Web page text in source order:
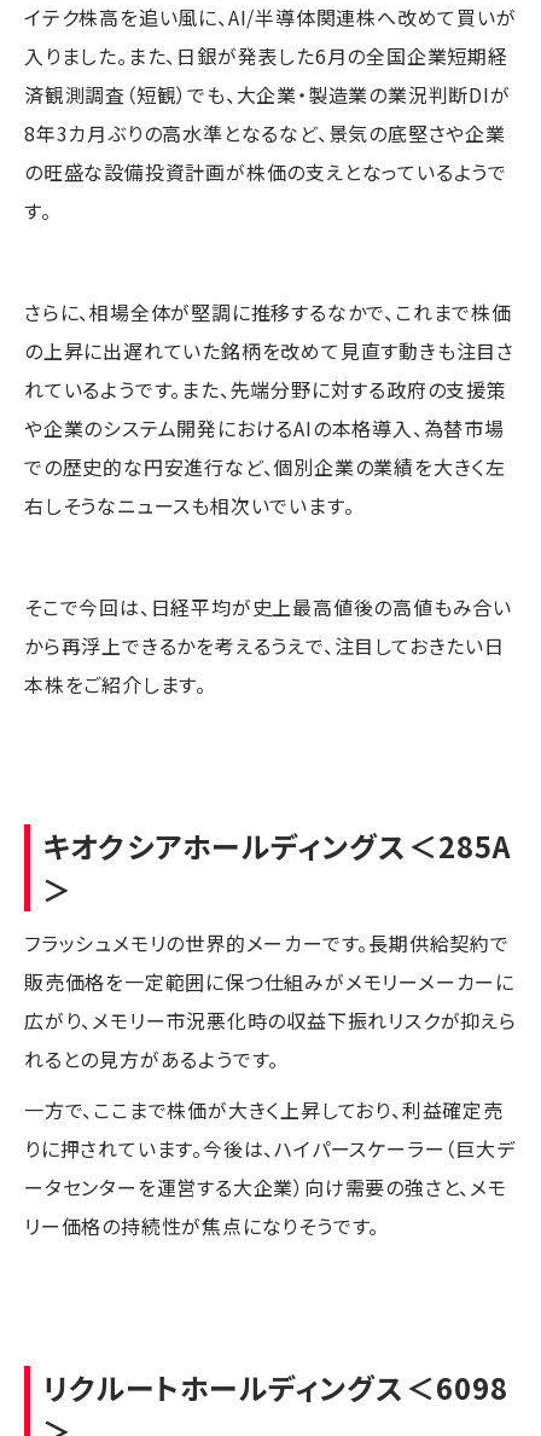
イテク株高を追い風に、AI/半導体関連株へ改めて買いが
入りました。また、日銀が発表した6月の全国企業短期経
済観測調査（短観）でも、大企業・製造業の業況判断DIが
8年3カ月ぶりの高水準となるなど、景気の底堅さや企業
の旺盛な設備投資計画が株価の支えとなっているようで
す。
さらに、相場全体が堅調に推移するなかで、これまで株価
の上昇に出遅れていた銘柄を改めて見直す動きも注目さ
れているようです。また、先端分野に対する政府の支援策
や企業のシステム開発におけるAIの本格導入、為替市場
での歴史的な円安進行など、個別企業の業績を大きく左
右しそうなニュースも相次いでいます。
そこで今回は、日経平均が史上最高値後の高値もみ合い
から再浮上できるかを考えるうえで、注目しておきたい日
本株をご紹介します。
キオクシアホールディングス＜285A
＞
フラッシュメモリの世界的メーカーです。長期供給契約で
販売価格を一定範囲に保つ仕組みがメモリーメーカーに
広がり、メモリー市況悪化時の収益下振れリスクが抑えら
れるとの見方があるようです。
一方で、ここまで株価が大きく上昇しており、利益確定売
りに押されています。今後は、ハイパースケーラー（巨大デ
ータセンターを運営する大企業）向け需要の強さと、メモ
リー価格の持続性が焦点になりそうです。
リクルートホールディングス＜6098